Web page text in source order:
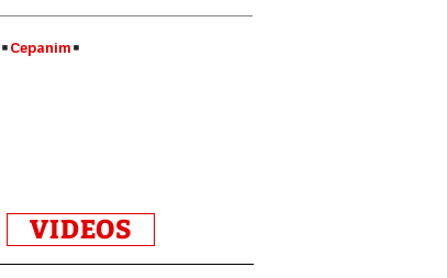
Cepanim
VIDEOS